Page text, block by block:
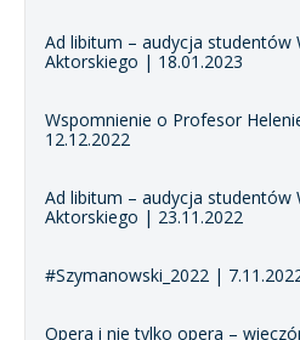
Ad libitum – audycja studentów
Aktorskiego | 18.01.2023
Wspomnienie o Profesor
12.12.2022
Ad libitum – audycja studentów
Aktorskiego | 23.11.2022
#Szymanowski_2022 |
Opera i nie tylko opera –